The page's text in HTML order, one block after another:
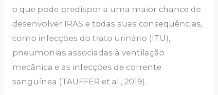
o que pode predispor a uma maior chance de
desenvolver IRAS e todas suas consequências,
como infecções do trato urinário (ITU),
pneumonias associadas à ventilação
mecânica e as infecções de corrente
sanguínea (TAUFFER et al., 2019).